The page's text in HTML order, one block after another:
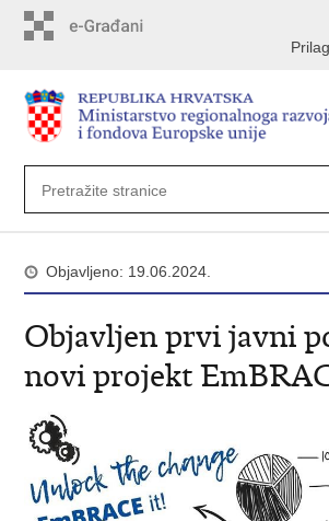
Objavljeno: 19.06.2024.
Objavljen prvi javni
novi projekt